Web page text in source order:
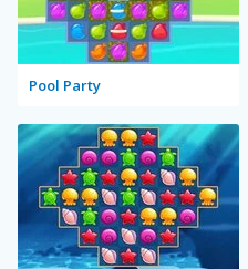
Pool Party